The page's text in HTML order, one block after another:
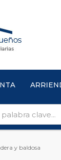
y baldosa